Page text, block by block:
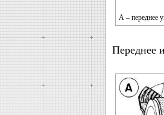
А – переднее
Переднее